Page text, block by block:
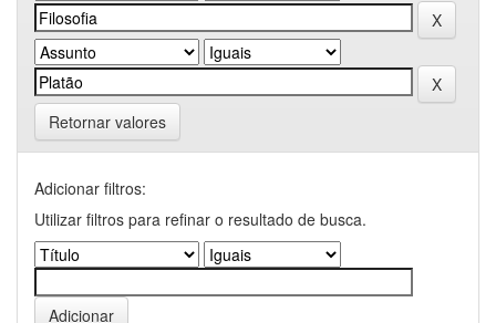
Retornar valores
Adicionar filtros:
Utilizar filtros para refinar o resultado de busca.